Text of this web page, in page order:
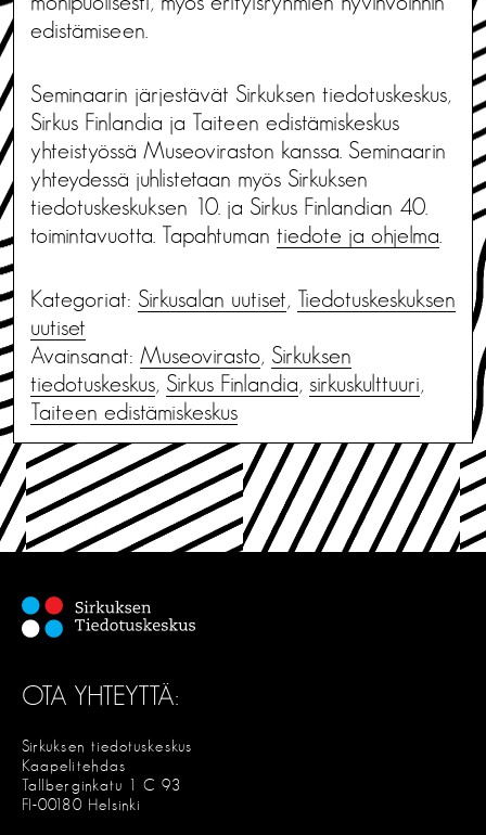
edistämiseen.
Seminaarin järjestävät Sirkuksen tiedotuskeskus,
Sirkus Finlandia ja Taiteen edistämiskeskus
yhteistyössä Museoviraston kanssa. Seminaarin
yhteydessä juhlistetaan myös Sirkuksen
tiedotuskeskuksen 10. ja Sirkus Finlandian 40.
toimintavuotta. Tapahtuman tiedote ja ohjelma
Kategoriat: Sirkusalan uutiset, Tiedotus­keskuksen
uutiset
Avainsanat: Museovirasto, Sirkuksen
tiedotuskeskus, Sirkus Finlandia, sirkuskulttuuri,
Taiteen edistämiskeskus
OTA YHTEYTTÄ:
Sirkuksen tiedotuskeskus
Kaapelitehdas
Tallberginkatu 1 C 93
FI-00180 Helsinki